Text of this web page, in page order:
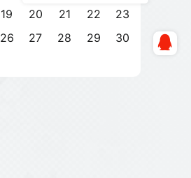
19 20 21 22
23
26 27 28 29
30